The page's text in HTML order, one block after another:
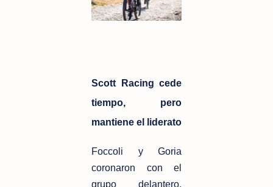
Scott Racing cede
tiempo, pero
mantiene el liderato
Foccoli y Goria
coronaron con el
grupo delantero,